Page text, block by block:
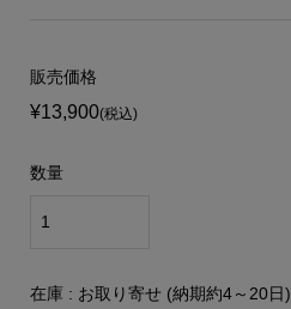
販売価格
¥13,900(税込)
数量
在庫 : お取り寄せ (納期約4～20日)